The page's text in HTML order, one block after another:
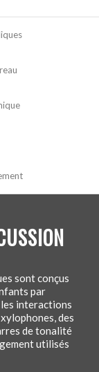
sont conçus
par
interactions
des
de tonalité
utilisés